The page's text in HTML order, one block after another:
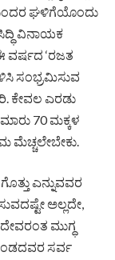
ಘಳಿಗೆಯೊಂದು
ವಿನಾಯಕ
ವರ್ಷದ ‘ರಜತ
ಸಂಭ್ರಮಿಸುವ
ಕೇವಲ ಎರಡು
70 ಮಕ್ಕಳ
ಮೆಚ್ಚಲೇಬೇಕು.
ಎನ್ನುವವರ
ಅಲ್ಲದೇ,
ಮುಗ್ಧ
ಸರ್ವ